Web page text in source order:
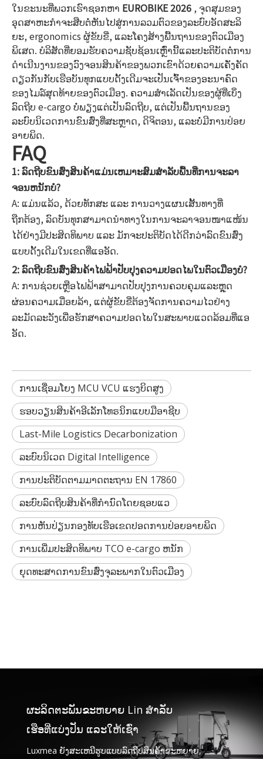
ໃນຂະນະທີ່ພວກເຮົາຊອກຫາ EUROBIKE 2026 , ຈຸດສຸມຂອງ
ອຸດສາຫະກໍາຈະສືບຕໍ່ຫັນໄປສູ່ການລວມຕົວຂອງລະບົບອັດສະລິ
ຍະ, ergonomics ຜູ້ຂັບຂີ່, ແລະໂຄງສ້າງພື້ນຖານຂອງຕົວເມືອງ
ພິເສດ. ບໍລິສັດທີ່ຍອມຮັບຄວາມຊັບຊ້ອນເຫຼົ່ານີ້ແລະປະຕິບັດຕໍ່ການ
ດໍາເນີນງານຂອງວົງຈອນສິນຄ້າຂອງພວກເຂົາດ້ວຍຄວາມເຄັ່ງຄັດ
ດຽວກັນກັບເຮືອບັນທຸກແບບດັ້ງເດີມຈະເປັນເຈົ້າຂອງອະນາຄົດ
ຂອງໄມລ໌ສຸດທ້າຍຂອງຕົວເມືອງ. ຄວາມສໍາເລັດເປັນຂອງຜູ້ທີ່ເບິ່ງ
ລົດຖີບ e-cargo ບໍ່ພຽງແຕ່ເປັນລົດຖີບ, ແຕ່ເປັນພື້ນຖານຂອງ
ລະບົບນິເວດການຂົນສົ່ງທີ່ສະຫຼາດ, ດິຈິຕອນ, ແລະບໍ່ມີການປ່ອຍ
ອາຍພິດ.
FAQ
1: ລົດຖີບຂົນສົ່ງສິນຄ້າແມ່ນເຫມາະສົມສໍາລັບພື້ນທີ່ການຈະລາ
ຈອນຫນັກບໍ?
A: ແມ່ນແລ້ວ, ດ້ວຍທັກສະ ແລະ ການວາງແຜນເສັ້ນທາງທີ່
ຖືກຕ້ອງ, ລົດບັນທຸກສາມາດນຳທາງໃນການຈະລາຈອນໜາແໜ້ນ
ໄດ້ຢ່າງມີປະສິດທິພາບ ແລະ ມັກຈະປະຕິບັດໄດ້ດີກວ່າລົດຂົນສົ່ງ
ແບບດັ້ງເດີມໃນເຂດທີ່ແອອັດ.
2: ລົດຖີບຂົນສົ່ງສິນຄ້າໄຟຟ້າປັບປຸງຄວາມປອດໄພໃນຕົວເມືອງບໍ?
A: ການຊ່ວຍເຫຼືອໄຟຟ້າສາມາດປັບປຸງການຄວບຄຸມແລະຫຼຸດ
ຜ່ອນຄວາມເມື່ອຍລ້າ, ແຕ່ຜູ້ຂັບຂີ່ຕ້ອງຈັດການຄວາມໄວຢ່າງ
ລະມັດລະວັງເພື່ອຮັກສາຄວາມປອດໄພໃນສະພາບແວດລ້ອມທີ່ແອ
ອັດ.
ການເຊື່ອມໂຍງ MCU VCU ແຮງບິດສູງ
ຮອບວຽນສິນຄ້າອີເລັກໂທຣນິກແບບມືອາຊີບ
Last-Mile Logistics Decarbonization
ລະບົບນິເວດ Digital Intelligence
ການປະຕິບັດຕາມມາດຕະຖານ EN 17860
ລະບົບລົດຖີບສິນຄ້າທີ່ກຳນົດໂດຍຊອບແວ
ການຫັນປ່ຽນກອງທັບເຮືອເຂດປອດການປ່ອຍອາຍພິດ
ການເພີ່ມປະສິດທິພາບ TCO e-cargo ຫນັກ
ຍຸດທະສາດການຂົນສົ່ງຈຸລະພາກໃນຕົວເມືອງ
ຜະລິດຕະພັນຂະຫຍາຍ Lin ສໍາລັບ
ເຮືອທີ່ແບ່ງປັນ ແລະໃຫ້ເຊົ່າ
Luxmea ຍັງສະເຫນີຮູບແບບລົດຖີບສິນຄ້າຂະຫຍາຍ,